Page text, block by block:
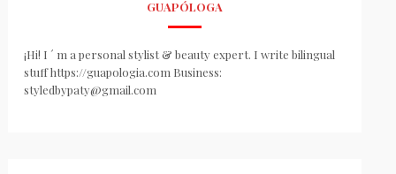
GUAPÓLOGA
¡Hi! I ´ m a personal stylist & beauty expert. I write bilingual
stuff https://guapologia.com Business:
styledbypaty@gmail.com